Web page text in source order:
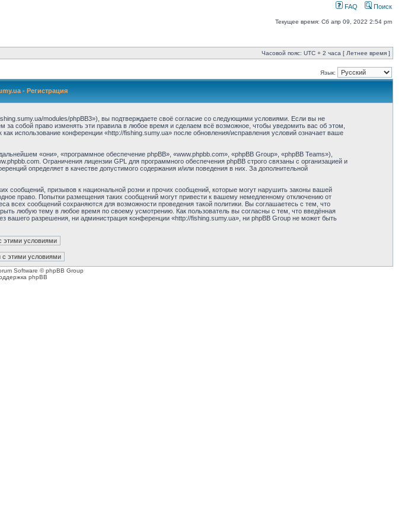
FAQ Поиск
Текущее время: Сб апр 09, 2022 2:54 pm
Часовой пояс: UTC + 2 часа [ Летнее время ]
Язык:
- Регистрация
modules/phpBB3»), вы подтверждаете своё согласие со следующими условиями. Если вы не
собой право изменять эти правила в любое время и сделаем всё возможное, чтобы уведомить вас об этом,
использование конференции «http://fishing.sumy.ua» после обновления/исправления условий означает ваше
«они», «программное обеспечение phpBB», «www.phpbb.com», «phpBB Group», «phpBB Teams»),
Ограничения лицензии GPL для программного обеспечения phpBB строго связаны с организацией и
определяет в качестве допустимого содержания и/или поведения в них. За дополнительной
сообщений, призывов к национальной розни и прочих сообщений, которые могут нарушить законы вашей
право. Попытки размещения таких сообщений могут привести к вашему немедленному отключению от
всех сообщений сохраняются для возможности проведения такой политики. Вы соглашаетесь с тем, что
любую тему в любое время по своему усмотрению. Как пользователь вы согласны с тем, что введённая
разрешения, ни администрация конференции «http://fishing.sumy.ua», ни phpBB Group не может быть
Software © phpBB Group
phpBB